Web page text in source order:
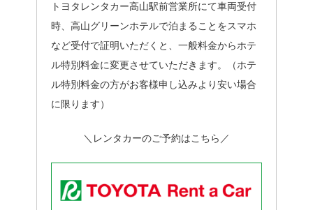
トヨタレンタカー高山駅前営業所にて車両受付
時、高山グリーンホテルで泊まることをスマホ
など受付で証明いただくと、一般料金からホテ
ル特別料金に変更させていただきます。（ホテ
ル特別料金の方がお客様申し込みより安い場合
に限ります）
＼レンタカーのご予約はこちら／